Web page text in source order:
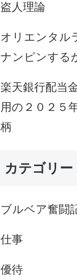
盗人理論
オリエンタル
ナンピンする
楽天銀行配当
用の２０２５
柄
カテゴリー
ブルベア奮闘
仕事
優待